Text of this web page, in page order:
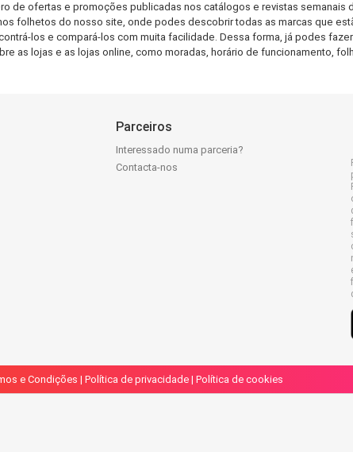
de ofertas e promoções publicadas nos catálogos e revistas semanais
folhetos do nosso site, onde podes descobrir todas as marcas que
los e compará-los com muita facilidade. Dessa forma, já podes
as lojas e as lojas online, como moradas, horário de funcionamento,
Parceiros
Interessado numa parceria?
Contacta-nos
e Condições | Política de privacidade | Política de cookies